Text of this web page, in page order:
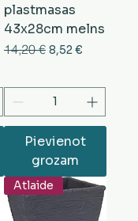
cena
plastmasas
43x28cm melns
Parastā cena
14,20 € Izpārdošanas
8,52 €
Pievienot
grozam
Atlaide